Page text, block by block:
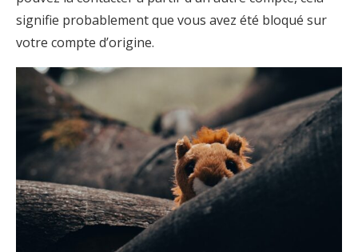
signifie probablement que vous avez été bloqué sur
votre compte d’origine.